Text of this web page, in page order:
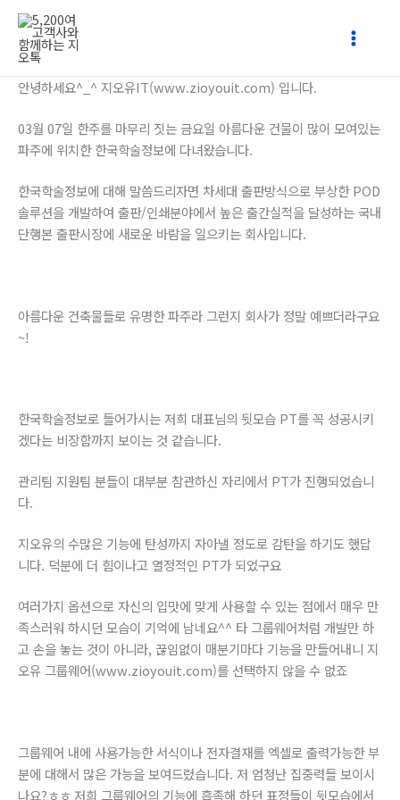
안녕하세요^_^ 지오유IT(www.zioyouit.com) 입니다.
03월 07일 한주를 마무리 짓는 금요일 아름다운 건물이 많이 모여있는
파주에 위치한 한국학술정보에 다녀왔습니다.
​한국학술정보에 대해 말씀드리자면 차세대 출판방식으로 부상한 POD
솔루션을 개발하여 출판/인쇄분야에서 높은 출간실적을 달성하는 국내
단행본 출판시장에 새로운 바람을 일으키는 회사입니다.
아름다운 건축물들로 유명한 파주라 그런지 회사가 정말 예쁘더라구요
~!
한국학술정보로 들어가시는 저희 대표님의 뒷모습 PT를 꼭 성공시키
겠다는 비장함까지 보이는 것 같습니다.
관리팀 지원팀 분들이 대부분 참관하신 자리에서 PT가 진행되었습니
다.
지오유의 수많은 기능에 탄성까지 자아낼 정도로 감탄을 하기도 했답
니다. 덕분에 더 힘이나고 열정적인 PT가 되었구요
여러가지 옵션으로 자신의 입맛에 맞게 사용할 수 있는 점에서 매우 만
족스러워 하시던 모습이 기억에 남네요^^ 타 그룹웨어처럼 개발만 하
고 손을 놓는 것이 아니라, 끊임없이 매분기마다 기능을 만들어내니 지
오유 그룹웨어(www.zioyouit.com)를 선택하지 않을 수 없죠
그룹웨어 내에 사용가능한 서식이나 전자결재를 엑셀로 출력가능한 부
분에 대해서 많은 가능을 보여드렸습니다. 저 엄청난 집중력들 보이시
나요?ㅎㅎ 저희 그룹웨어의 기능에 흡족해 하던 표정들이 뒷모습에서